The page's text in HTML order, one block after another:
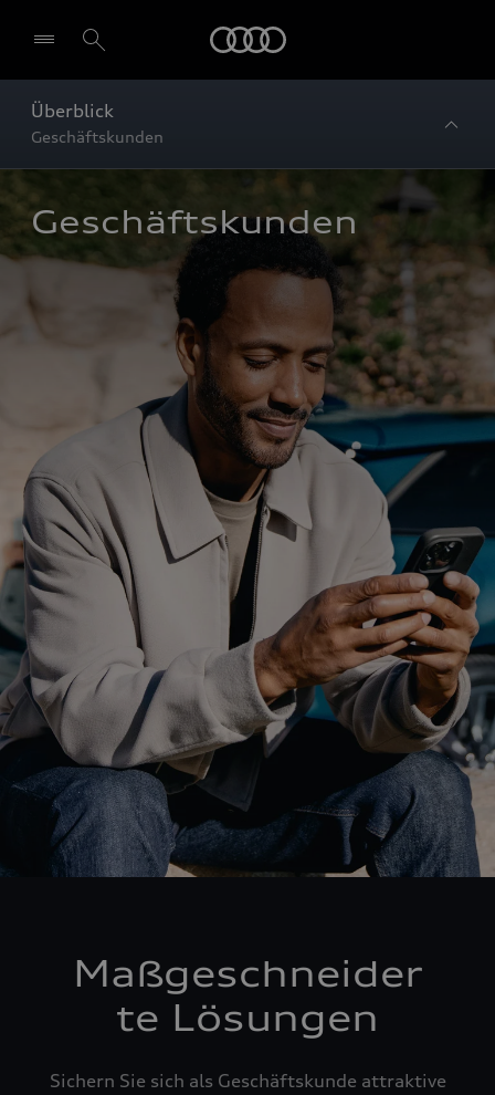
Überblick
Geschäftskunden
Geschäftskunden
Maßgeschneider
te Lösungen
Sichern Sie sich als Geschäftskunde attraktive